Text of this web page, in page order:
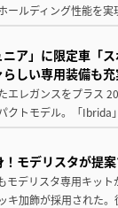
ールディング性能を
ア」に限定車「
しい専用装備も充
エレガンスをプラス
クトモデル。「
モデリスタが提
モデリスタ専用キッ
キ加飾が採用された